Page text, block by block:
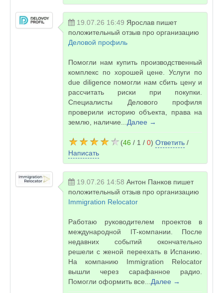
19.07.26 16:49 Ярослав пишет
положительный отзыв про организацию
Деловой профиль
Помогли нам купить производственный
комплекс по хорошей цене. Услуги по
due diligence помогли нам сбить цену и
рассчитать риски при покупки.
Специалисты Делового профиля
проверили историю объекта, права на
землю, наличие... Далее →
(46 / 1 / 0) Ответить /
Написать
19.07.26 14:58 Антон Панков пишет
положительный отзыв про организацию
Immigration Relocator
Работаю руководителем проектов в
международной IT-компании. После
недавних событий окончательно
решели с женой переехать в Испанию.
На компанию Immigration Relocator
вышли через сарафанное радио.
Помогли оформить все... Далее →